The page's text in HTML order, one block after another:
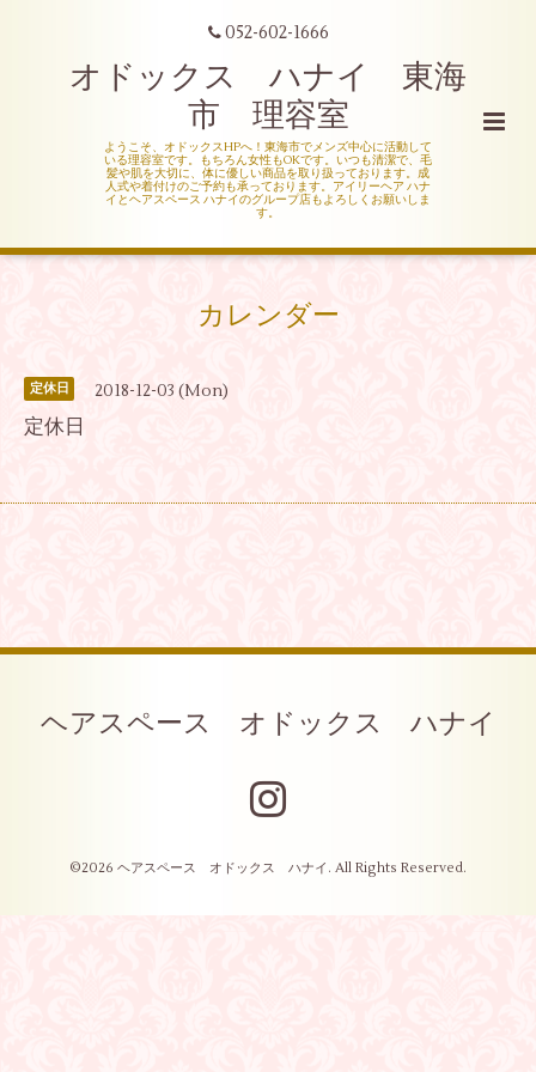
052-602-1666
オドックス ハナイ 東海
市 理容室
ようこそ、オドックスHPへ！東海市でメンズ中心に活動して
いる理容室です。もちろん女性もOKです。いつも清潔で、毛
髪や肌を大切に、体に優しい商品を取り扱っております。成
人式や着付けのご予約も承っております。アイリーヘア ハナ
イとヘアスペース ハナイのグループ店もよろしくお願いしま
す。
カレンダー
定休日 2018-12-03 (Mon)
定休日
ヘアスペース オドックス ハナイ
©2026 ヘアスペース オドックス ハナイ . All Rights Reserved.